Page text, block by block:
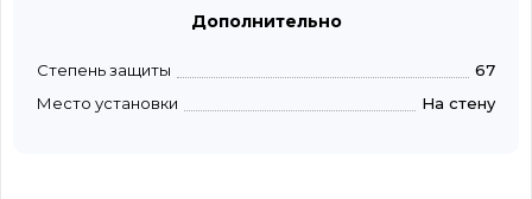
Дополнительно
Степень защиты
67
Место установки
На стену